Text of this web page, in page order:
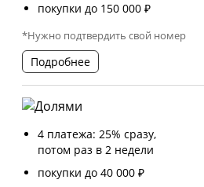
покупки до 150 000 ₽
*Нужно подтвердить свой номер
Подробнее
4 платежа: 25% сразу,
потом раз в 2 недели
покупки до 40 000 ₽